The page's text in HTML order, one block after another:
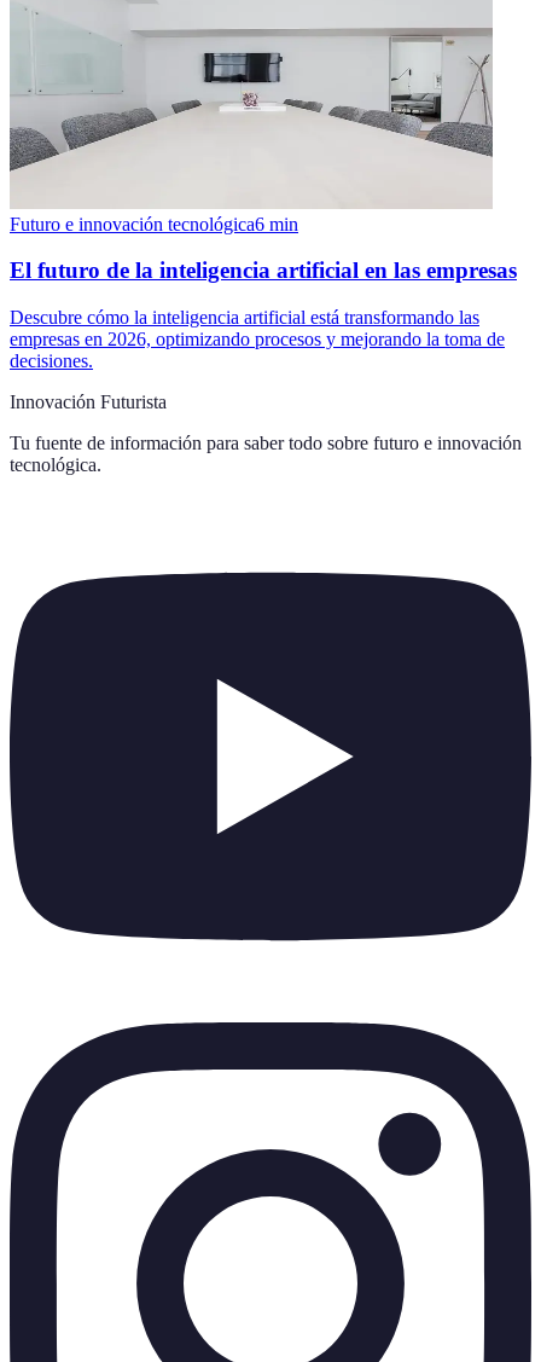
Futuro e innovación tecnológica6 min
El futuro de la inteligencia artificial en las empresas
Descubre cómo la inteligencia artificial está transformando las
empresas en 2026, optimizando procesos y mejorando la toma de
decisiones.
Innovación Futurista
Tu fuente de información para saber todo sobre futuro e innovación
tecnológica.